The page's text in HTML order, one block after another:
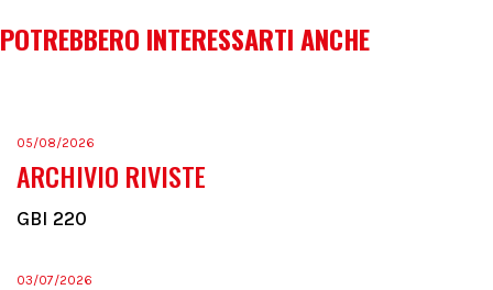
POTREBBERO INTERESSARTI ANCHE
05/08/2026
ARCHIVIO RIVISTE
GBI 220
03/07/2026